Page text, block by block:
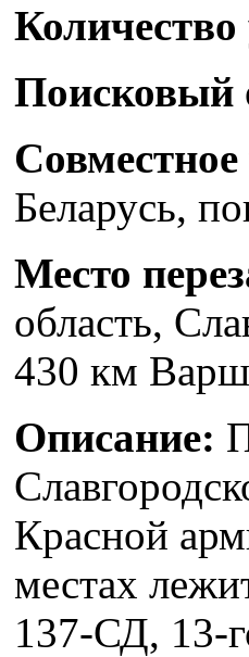
Поисковый
Совместное
Беларусь,
Место
область,
430 км
Описание:
Красной
местах
137-СД, 13-